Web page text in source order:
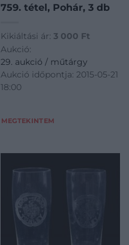
759. tétel, Pohár, 3 db
Kikiáltási ár: 3 000 Ft
Aukció:
29. aukció / műtárgy
Aukció időpontja: 2015-05-21
18:00
MEGTEKINTEM